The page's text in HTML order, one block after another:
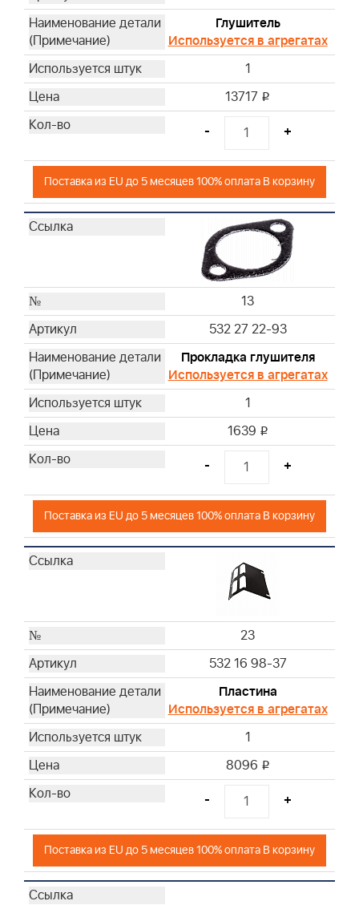
Глушитель
Используется в агрегатах
1
13717 i
- +
Поставка из EU до 5 месяцев 100% оплата В корзину
13
532 27 22-93
Прокладка глушителя
Используется в агрегатах
1
1639 i
- +
Поставка из EU до 5 месяцев 100% оплата В корзину
23
532 16 98-37
Пластина
Используется в агрегатах
1
8096 i
- +
Поставка из EU до 5 месяцев 100% оплата В корзину